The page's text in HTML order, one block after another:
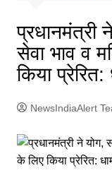
प्रधानमंत्री
सेवा भाव व
किया प्रेरित:
NewsIndiaAlert